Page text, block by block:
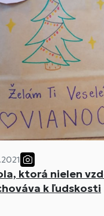
ktorá nielen
k ľudskosti